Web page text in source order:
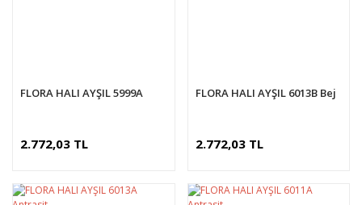
FLORA HALI AYŞIL 5999A
2.772,03 TL
FLORA HALI AYŞIL 6013B Bej
2.772,03 TL